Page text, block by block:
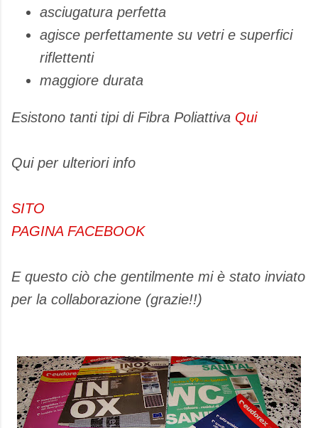
asciugatura perfetta
agisce perfettamente su vetri e superfici
riflettenti
maggiore durata
Esistono tanti tipi di Fibra Poliattiva Qui
Qui per ulteriori info
SITO
PAGINA FACEBOOK
E questo ciò che gentilmente mi è stato inviato
per la collaborazione (grazie!!)